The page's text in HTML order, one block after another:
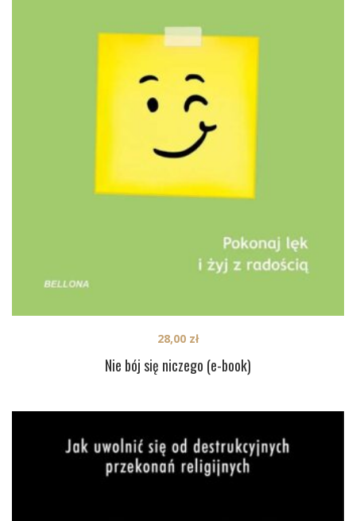
Nie bój się niczego (e-book)
28,00 zł